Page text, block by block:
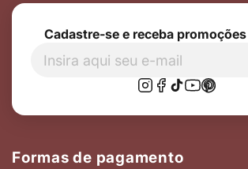
Cadastre-se e receba
Formas de pagamento